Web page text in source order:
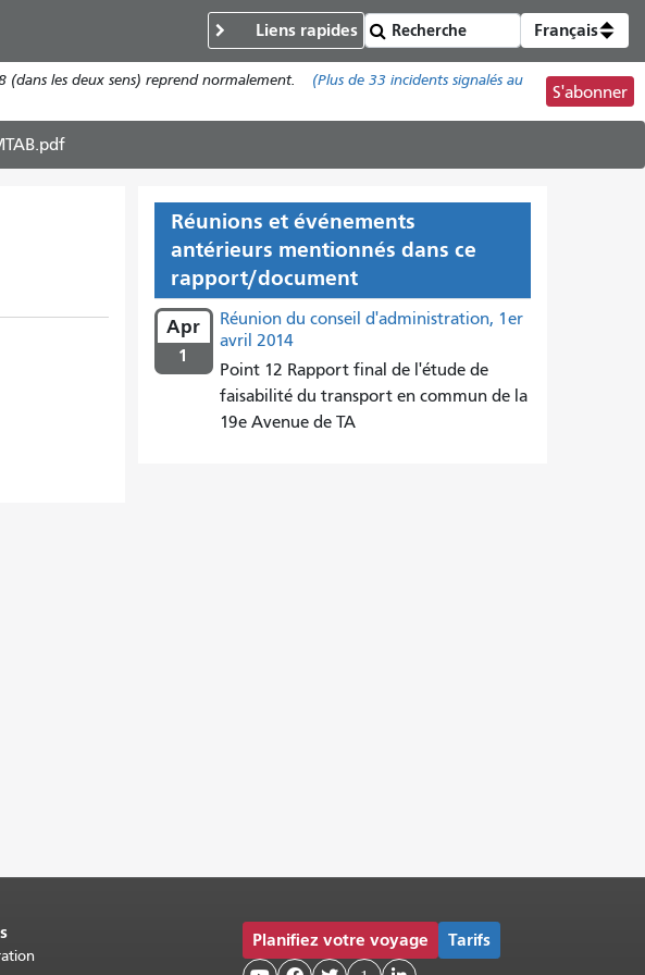
Liens rapides Français
(dans les deux sens) reprend normalement. (Plus de 33 incidents signalés au
S'abonner
Réunions et événements
antérieurs mentionnés dans ce
rapport/document
Apr
1
Réunion du conseil d'administration, 1er
avril 2014
Point 12 Rapport final de l'étude de
faisabilité du transport en commun de la
19e Avenue de TA
Planifiez votre voyage Tarifs